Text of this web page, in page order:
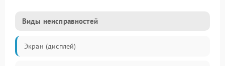
Виды неисправностей
Экран (дисплей)